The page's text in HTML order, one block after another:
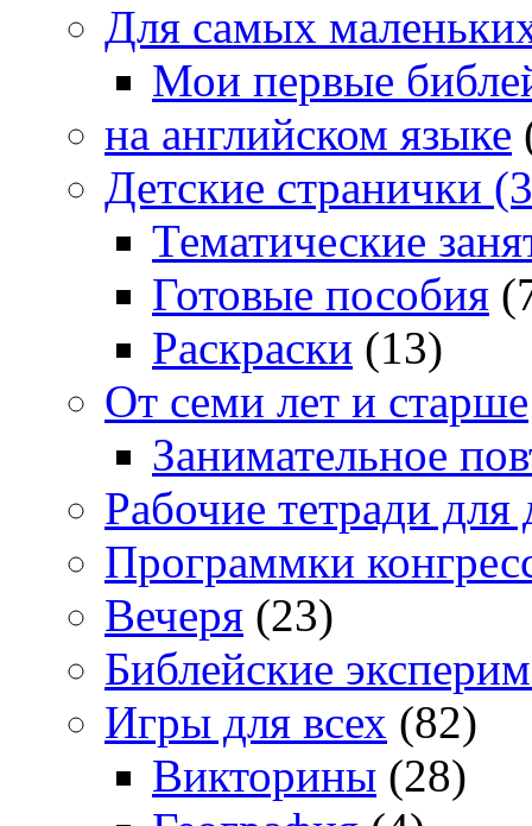
Для самых
Мои первые
на английском языке
Детские странички
Тематические
Готовые пособия
Раскраски (13)
От семи лет и старше
Занимательное
Рабочие тетради для
Программки
Вечеря (23)
Библейские
Игры для всех (82)
Викторины (28)